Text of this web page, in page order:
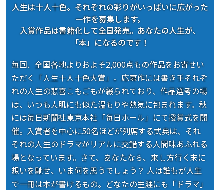
人生は十人十色。それぞれの彩りがいっぱいに広がった
一作を募集します。
入賞作品は書籍化して全国発売。あなたの人生が、
「本」になるのです！
毎回、全国各地よりおよそ2,000点もの作品をお寄せい
ただく「人生十人十色大賞」。応募作には書き手それぞ
れの人生の悲喜こもごもが綴られており、作品選考の場
は、いつも人肌にも似た温もりや熱気に包まれます。秋
には毎日新聞社東京本社「毎日ホール」にて授賞式を開
催。入賞者を中心に50名ほどが列席する式典は、それ
ぞれの人生のドラマがリアルに交錯する人間味あふれる
場となっています。さて、あなたなら、来し方行く末に
想いを馳せ、いま何を思うでしょう？ 人は誰もが人生
で一冊は本が書けるもの。どなたの生涯にも「ドラマ」